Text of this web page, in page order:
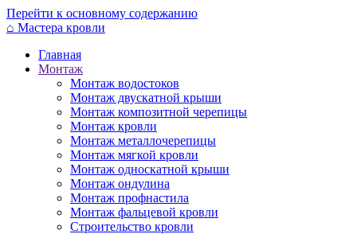
Перейти к основному содержанию
⌂ Мастера кровли
Главная
Монтаж
Монтаж водостоков
Монтаж двускатной крыши
Монтаж композитной черепицы
Монтаж кровли
Монтаж металлочерепицы
Монтаж мягкой кровли
Монтаж односкатной крыши
Монтаж ондулина
Монтаж профнастила
Монтаж фальцевой кровли
Строительство кровли